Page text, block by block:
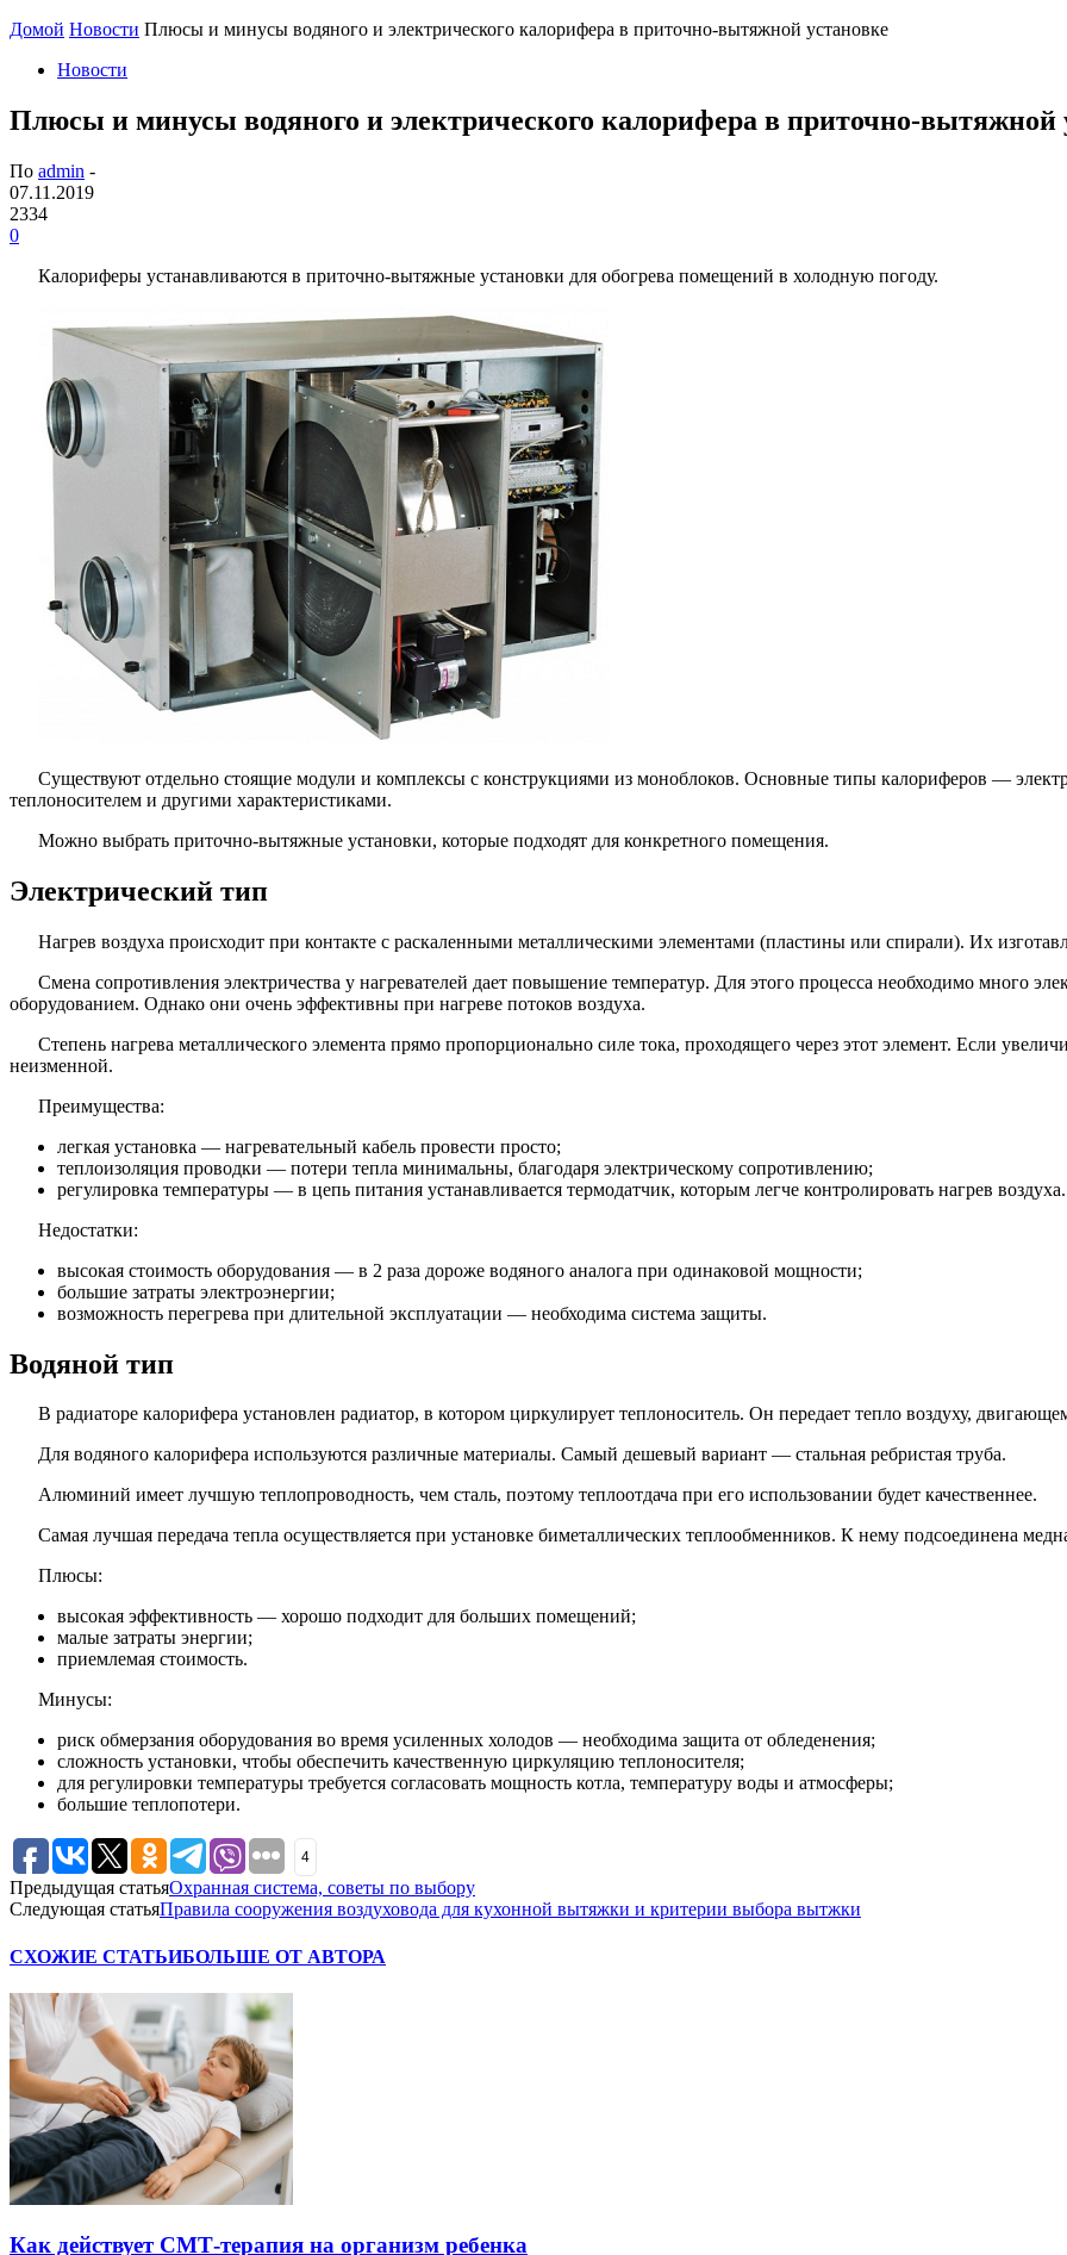
Домой Новости Плюсы и минусы водяного и электрического калорифера в приточно-вытяжной установке
Новости
Плюсы и минусы водяного и электрического калорифера в приточно-вытяжной
По admin -
07.11.2019
2334
0
Калориферы устанавливаются в приточно-вытяжные установки для обогрева помещений в холодную погоду.
Существуют отдельно стоящие модули и комплексы с конструкциями из моноблоков. Основные типы калориферов —
теплоносителем и другими характеристиками.
Можно выбрать приточно-вытяжные установки, которые подходят для конкретного помещения.
Электрический тип
Нагрев воздуха происходит при контакте с раскаленными металлическими элементами (пластины или спирали). Их
Смена сопротивления электричества у нагревателей дает повышение температур. Для этого процесса необходимо много
оборудованием. Однако они очень эффективны при нагреве потоков воздуха.
Степень нагрева металлического элемента прямо пропорционально силе тока, проходящего через этот элемент. Если
неизменной.
Преимущества:
легкая установка — нагревательный кабель провести просто;
теплоизоляция проводки — потери тепла минимальны, благодаря электрическому сопротивлению;
регулировка температуры — в цепь питания устанавливается термодатчик, которым легче контролировать нагрев воздуха.
Недостатки:
высокая стоимость оборудования — в 2 раза дороже водяного аналога при одинаковой мощности;
большие затраты электроэнергии;
возможность перегрева при длительной эксплуатации — необходима система защиты.
Водяной тип
В радиаторе калорифера установлен радиатор, в котором циркулирует теплоноситель. Он передает тепло воздуху,
Для водяного калорифера используются различные материалы. Самый дешевый вариант — стальная ребристая труба.
Алюминий имеет лучшую теплопроводность, чем сталь, поэтому теплоотдача при его использовании будет качественнее.
Самая лучшая передача тепла осуществляется при установке биметаллических теплообменников. К нему подсоединена
Плюсы:
высокая эффективность — хорошо подходит для больших помещений;
малые затраты энергии;
приемлемая стоимость.
Минусы:
риск обмерзания оборудования во время усиленных холодов — необходима защита от обледенения;
сложность установки, чтобы обеспечить качественную циркуляцию теплоносителя;
для регулировки температуры требуется согласовать мощность котла, температуру воды и атмосферы;
большие теплопотери.
4
Предыдущая статьяОхранная система, советы по выбору
Следующая статьяПравила сооружения воздуховода для кухонной вытяжки и критерии выбора вытжки
СХОЖИЕ СТАТЬИБОЛЬШЕ ОТ АВТОРА
Как действует СМТ-терапия на организм ребенка